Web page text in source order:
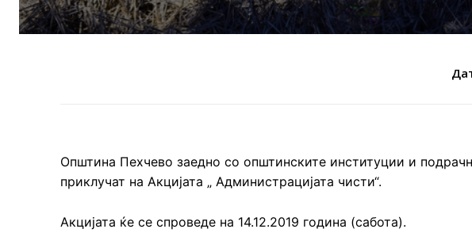
Општина Пехчево заедно со општинските институции и
приклучат на Акцијата „ Администрацијата чисти“.
Акцијата ќе се спроведе на 14.12.2019 година (сабота).